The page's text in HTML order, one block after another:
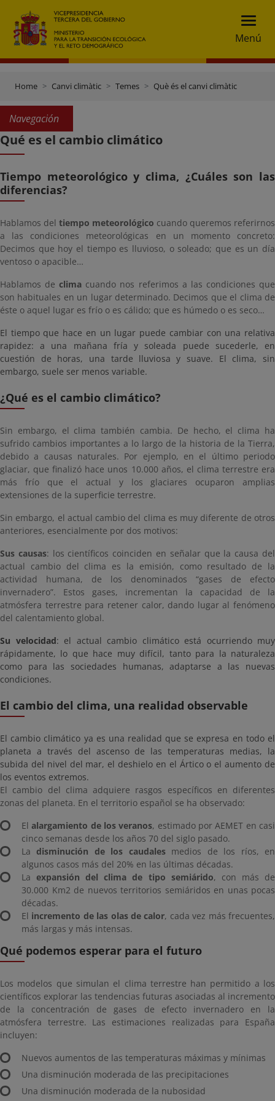
Menú
Home Canvi climàtic Temes Què és el canvi climàtic
Navegación
Qué es el cambio climático
Tiempo meteorológico y clima, ¿Cuáles son las
diferencias?
Hablamos del tiempo meteorológico cuando queremos referirnos
a las condiciones meteorológicas en un momento concreto:
Decimos que hoy el tiempo es lluvioso, o soleado; que es un día
ventoso o apacible…
Hablamos declima cuando nos referimos a las condiciones que
son habituales en un lugar determinado. Decimos que el clima de
éste o aquel lugar es frío o es cálido; que es húmedo o es seco…
El tiempo que hace en un lugar puede cambiar con una relativa
rapidez: a una mañana fría y soleada puede sucederle, en
cuestión de horas, una tarde lluviosa y suave. El clima, sin
embargo, suele ser menos variable.
¿Qué es el cambio climático?
Sin embargo, el clima también cambia. De hecho, el clima ha
sufrido cambios importantes a lo largo de la historia de la Tierra,
debido a causas naturales. Por ejemplo, en el último periodo
glaciar, que finalizó hace unos 10.000 años, el clima terrestre era
más frío que el actual y los glaciares ocuparon amplias
extensiones de la superficie terrestre.
Sin embargo, el actual cambio del clima es muy diferente de otros
anteriores, esencialmente por dos motivos:
Sus causas: los científicos coinciden en señalar que la causa del
actual cambio del clima es la emisión, como resultado de la
actividad humana, de los denominados “gases de efecto
invernadero”. Estos gases, incrementan la capacidad de la
atmósfera terrestre para retener calor, dando lugar al fenómeno
del calentamiento global.
Su velocidad: el actual cambio climático está ocurriendo muy
rápidamente, lo que hace muy difícil, tanto para la naturaleza
como para las sociedades humanas, adaptarse a las nuevas
condiciones.
El cambio del clima, una realidad observable
El cambio climático ya es una realidad que se expresa en todo el
planeta a través del ascenso de las temperaturas medias, la
subida del nivel del mar, el deshielo en el Ártico o el aumento de
los eventos extremos.
El cambio del clima adquiere rasgos específicos en diferentes
zonas del planeta. En el territorio español se ha observado:
Elalargamiento de los veranos, estimado por AEMET en casi
cinco semanas desde los años 70 del siglo pasado.
Ladisminución de los caudalesmedios de los ríos, en
algunos casos más del 20% en las últimas décadas.
Laexpansión del clima de tipo semiárido, con más de
30.000 Km2 de nuevos territorios semiáridos en unas pocas
décadas.
El incremento de las olas de calor, cada vez más frecuentes,
más largas y más intensas.
Qué podemos esperar para el futuro
Los modelos que simulan el clima terrestre han permitido a los
científicos explorar las tendencias futuras asociadas al incremento
de la concentración de gases de efecto invernadero en la
atmósfera terrestre. Las estimaciones realizadas para España
incluyen:
Nuevos aumentos de las temperaturas máximas y mínimas
Una disminución moderada de las precipitaciones
Una disminución moderada de la nubosidad